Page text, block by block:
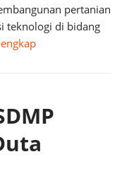
pertanian
teknologi di bidang